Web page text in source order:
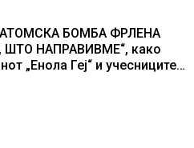
БОМБА ФРЛЕНА
НАПРАВИВМЕ“, како
„Енола Геј“ и учесниците